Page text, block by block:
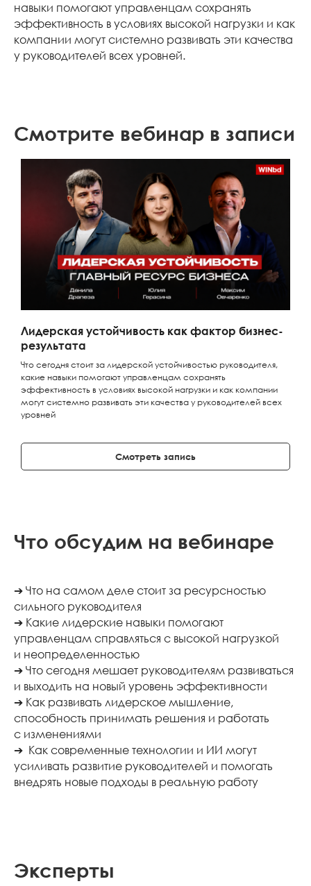
навыки помогают управленцам сохранять
эффективность в условиях высокой нагрузки и как
компании могут системно развивать эти качества
у руководителей всех уровней.
Смотрите вебинар в записи
Лидерская устойчивость как фактор бизнес-
результата
Что сегодня стоит за лидерской устойчивостью руководителя,
какие навыки помогают управленцам сохранять
эффективность в условиях высокой нагрузки и как компании
могут системно развивать эти качества у руководителей всех
уровней
Смотреть запись
Что обсудим на вебинаре
➔ Что на самом деле стоит за ресурсностью
сильного руководителя
➔ Какие лидерские навыки помогают
управленцам справляться с высокой нагрузкой
и неопределенностью
➔ Что сегодня мешает руководителям развиваться
и выходить на новый уровень эффективности
➔ Как развивать лидерское мышление,
способность принимать решения и работать
с изменениями
➔ Как современные технологии и ИИ могут
усиливать развитие руководителей и помогать
внедрять новые подходы в реальную работу
Эксперты